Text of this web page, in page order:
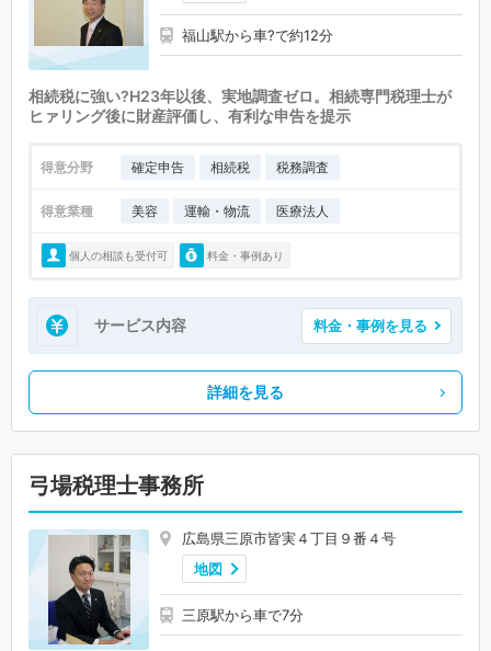
福山駅から車?で約12分
相続税に強い?H23年以後、実地調査ゼロ。相続専門税理士が
ヒァリング後に財産評価し、有利な申告を提示
得意分野 確定申告 相続税 税務調査
得意業種 美容 運輸・物流 医療法人
個人の相談も受付可 料金・事例あり
サービス内容 料金・事例を見る
詳細を見る
弓場税理士事務所
広島県三原市皆実４丁目９番４号
地図
三原駅から車で7分